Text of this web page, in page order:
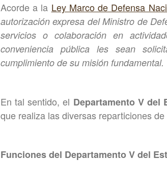
Acorde a la Ley Marco de Defensa
autorización expresa del Ministro de
servicios o colaboración en
conveniencia pública les sean
cumplimiento de su misión fundamental.
En tal sentido, el Departamento V del
que realiza las diversas reparticiones
Funciones del Departamento V del